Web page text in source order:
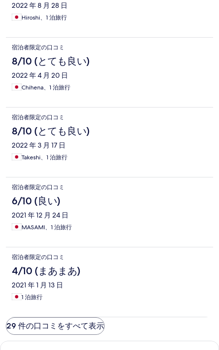
2022 年 8 月 28 日
Hiroshi、1 泊旅行
宿泊者限定の口コミ
8/10 (とても良い)
2022 年 4 月 20 日
Chihena、1 泊旅行
宿泊者限定の口コミ
8/10 (とても良い)
2022 年 3 月 17 日
Takeshi、1 泊旅行
宿泊者限定の口コミ
6/10 (良い)
2021 年 12 月 24 日
MASAMI、1 泊旅行
宿泊者限定の口コミ
4/10 (まあまあ)
2021 年 1 月 13 日
1 泊旅行
29 件の口コミをすべて表示